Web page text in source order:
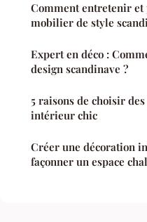
Comment entretenir
mobilier de style
Expert en déco :
design scandinave ?
5 raisons de choisir
intérieur chic
Créer une décoration
façonner un espace